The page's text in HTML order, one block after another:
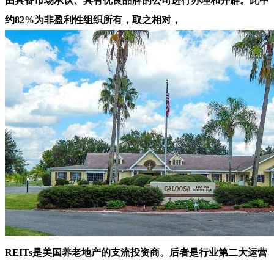
约82%为非盈利性组织所有，取之相对，
REITs是美国养老地产的支流投资商。后者是行业第二大运营